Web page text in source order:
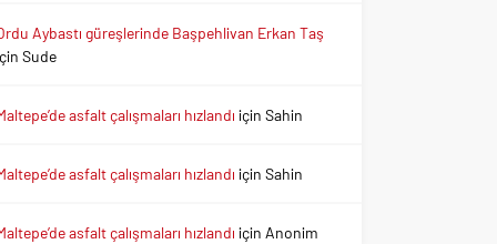
Aybastı güreşlerinde Başpehlivan Erkan Taş
Sude
asfalt çalışmaları hızlandı içinSahin
asfalt çalışmaları hızlandı içinSahin
asfalt çalışmaları hızlandı için Anonim